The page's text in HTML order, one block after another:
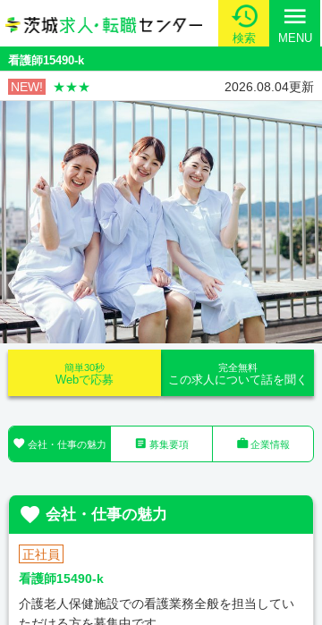
検索
menu
MENU
看護師15490-k
NEW! ★★★ 2026.08.04更新
完全無料
この求人について話を聞く
簡単30秒
Webで応募
 会社・仕事の魅力  募集要項 企業情報
 会社・仕事の魅力
正社員
看護師15490-k
介護老人保健施設での看護業務全般を担当してい